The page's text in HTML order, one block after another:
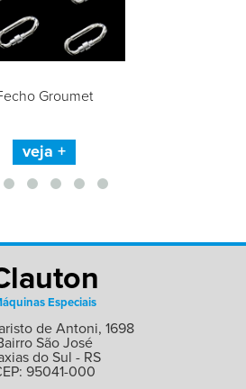
Groumet
veja +
Especiais
de Antoni, 1698
São José
do Sul - RS
95041-000